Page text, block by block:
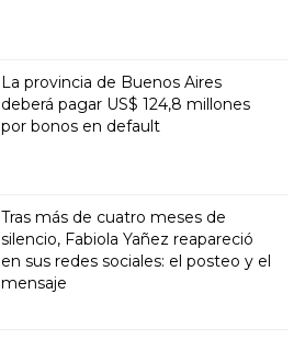
La provincia de Buenos Aires
deberá pagar US$ 124,8 millones
por bonos en default
Tras más de cuatro meses de
silencio, Fabiola Yañez reapareció
en sus redes sociales: el posteo y el
mensaje